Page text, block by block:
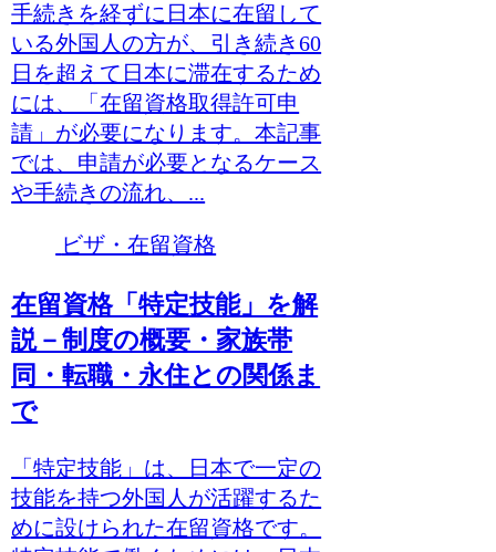
手続きを経ずに日本に在留して
いる外国人の方が、引き続き60
日を超えて日本に滞在するため
には、「在留資格取得許可申
請」が必要になります。本記事
では、申請が必要となるケース
や手続きの流れ、...
ビザ・在留資格
在留資格「特定技能」を解
説－制度の概要・家族帯
同・転職・永住との関係ま
で
「特定技能」は、日本で一定の
技能を持つ外国人が活躍するた
めに設けられた在留資格です。